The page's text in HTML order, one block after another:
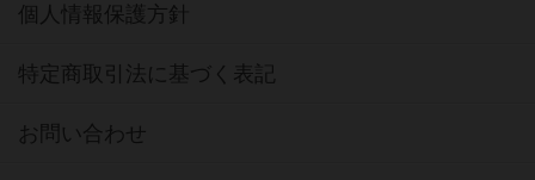
個人情報保護方針
特定商取引法に基づく表記
お問い合わせ